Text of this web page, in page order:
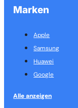
Marken
Apple
Samsung
Huawei
Google
Alle anzeigen